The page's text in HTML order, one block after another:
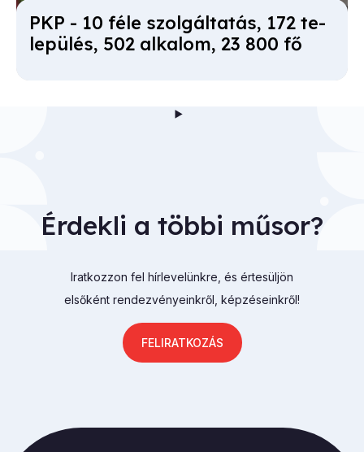
PKP - 10 fé­le szol­gál­ta­tás, 172 te­
le­pü­lés, 502 al­ka­lom, 23 800 fő
Érdekli a többi műsor?
Iratkozzon fel hírlevelünkre, és értesüljön
elsőként rendezvényeinkről, képzéseinkről!
FELIRATKOZÁS